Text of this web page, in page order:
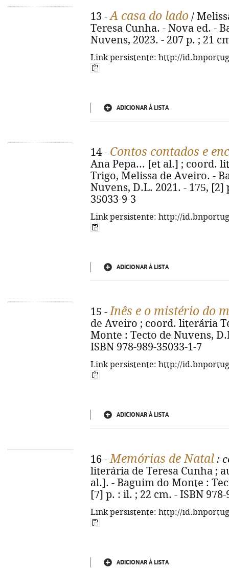
13 -A casa do lado /
Teresa Cunha. - Nova ed. -
Nuvens, 2023. - 207 p. ; 21
Link persistente: http://
ADICIONAR À LISTA
14 - Contos contados e
Ana Pepa... [et al.] ; coord.
Trigo, Melissa de Aveiro. -
Nuvens, D.L. 2021. - 175, [2]
35033-9-3
Link persistente: http://
ADICIONAR À LISTA
15 -Inês e o mistério do
de Aveiro ; coord. literária
Monte : Tecto de Nuvens,
ISBN 978-989-35033-1-7
Link persistente: http://
ADICIONAR À LISTA
16 -Memórias de Natal :
literária de Teresa Cunha ;
al.]. - Baguim do Monte :
[7] p. : il. ; 22 cm. - ISBN 978-
Link persistente: http://
ADICIONAR À LISTA